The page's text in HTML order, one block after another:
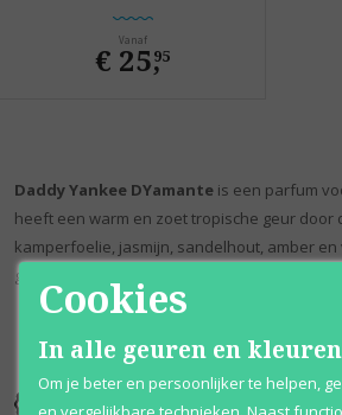
Vanaf
€ 25,
95
Daddy Yankee DYamante is een parfum
heeft een warm en zoet tropische geur door
kamperfoelie, jasmijn, sandelhout, amber en
gelanceerd in 2010.
Kortingen
Al 12 jaar
Cookies
In alle geuren en kleuren
Om je beter en persoonlijker te helpen,